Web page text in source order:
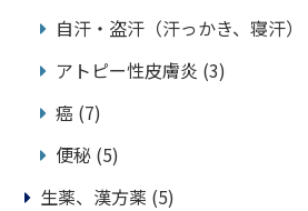
自汗・盗汗（汗っかき、寝汗）
アトピー性皮膚炎 (3)
癌 (7)
便秘 (5)
生薬、漢方薬 (5)